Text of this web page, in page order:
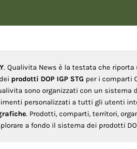
. Qualivita News è la testata che riporta
prodotti DOP IGP STG per i comparti
sono organizzati con un sistema
personalizzati a tutti gli utenti
. Prodotti, comparti, territori,
a fondo il sistema dei prodotti